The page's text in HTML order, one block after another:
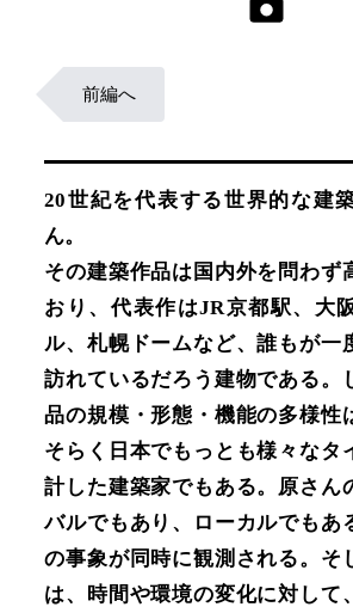
前編へ
20世紀を代表する世界的な建
ん。
その建築作品は国内外を問わず
おり、代表作はJR京都駅、大
ル、札幌ドームなど、誰もが一
訪れているだろう建物である。
品の規模・形態・機能の多様性
そらく日本でもっとも様々なタ
計した建築家でもある。原さん
バルでもあり、ローカルでもあ
の事象が同時に観測される。そ
は、時間や環境の変化に対して